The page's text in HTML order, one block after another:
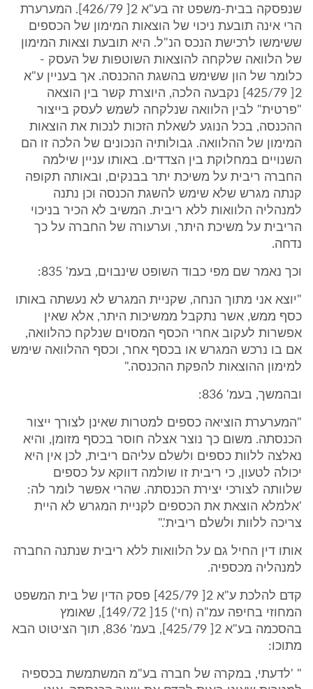
שנפסקה בבית-משפט זה בע"א 2[ 426/79]. המערערת
הרי אינה תובעת ניכוי של הוצאות המימון של הכספים
ששימשו לרכישת הנכס הנ"ל. היא תובעת וצאות המימון
של הלוואה שלקחה להוצאות השוטפות של העסק -
כלומר של הון ששימש בהשגת ההכנסה. אך בעניין ע"א
2[ 425/79] נקבעה הלכה, היוצרת קשר בין הוצאה
"פרטית" לבין הלוואה שנלקחה לשמש לעסק בייצור
ההכנסה, בכל הנוגע לשאלת הזכות לנכות את הוצאות
המימון של ההלוואה. גבולותיה הנכונים של הלכה זו הם
השנויים במחלוקת בין הצדדים. באותו עניין שילמה
החברה ריבית על משיכת יתר בבנקים, ובאותה תקופה
קנתה מגרש שלא שימש להשגת הכנסה וכן נתנה
למנהליה הלוואות ללא ריבית. המשיב לא הכיר בניכוי
הריבית על משיכת היתר, וערעורה של החברה על כך
נדחה.
וכך נאמר שם מפי כבוד השופט שינבוים, בעמ' 835:
"יוצא אני מתוך הנחה, שקניית המגרש לא נעשתה באותו
כסף ממש, אשר נתקבל ממשיכות היתר, אלא שאין
אפשרות לעקוב אחרי הכסף המסוים שנלקח כהלוואה,
אם בו נרכש המגרש או בכסף אחר, וכסף ההלוואה שימש
למימון ההוצאות להפקת ההכנסה."
ובהמשך, בעמ' 836:
"המערערת הוציאה כספים למטרות שאינן לצורך ייצור
הכנסתה. משום כך נוצר אצלה חוסר בכסף מזומן, והיא
נאלצה ללוות כספים ולשלם עליהם ריבית, לכן אין היא
יכולה לטעון, כי ריבית זו שולמה דווקא על כספים
שלוותה לצורכי יצירת הכנסתה. שהרי אפשר לומר לה:
'אלמלא הוצאת את הכספים לקניית המגרש לא היית
צריכה ללוות ולשלם ריבית'."
אותו דין החיל גם על הלוואות ללא ריבית שנתנה החברה
למנהליה מכספיה.
קדם להלכת ע"א 2[ 425/79] פסק הדין של בית המשפט
המחוזי בחיפה עמ"ה (חי') 15[ 149/72], שאומץ
בהסכמה בע"א 2[ 425/79], בעמ' 836, תוך הציטוט הבא
מתוכו:
" 'לדעתי, במקרה של חברה בע"מ המשתמשת בכספיה